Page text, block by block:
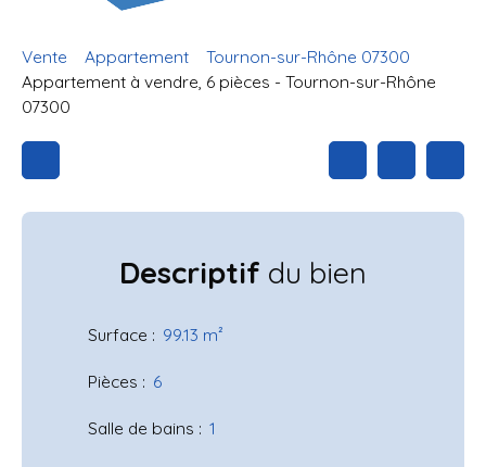
Vente Appartement
Tournon-sur-Rhône 07300
Appartement à vendre, 6 pièces - Tournon-sur-Rhône
07300
Descriptif du bien
Surface : 99.13 m²
Pièces : 6
Salle de bains : 1